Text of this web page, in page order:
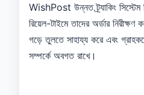
WishPost উন্নত ট্র্যাকিং সিস্টেম
রিয়েল-টাইমে তাদের অর্ডার
গড়ে তুলতে সাহায্য করে এবং
সম্পর্কে অবগত রাখে।